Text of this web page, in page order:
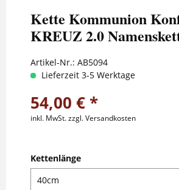
Kette Kommunion
KREUZ 2.0
Artikel-Nr.: AB5094
Lieferzeit 3-5 Werktage
54,00 € *
inkl. MwSt.zzgl. Versandkosten
Kettenlänge